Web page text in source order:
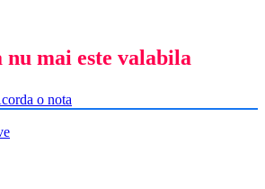
nu mai este valabila
o nota